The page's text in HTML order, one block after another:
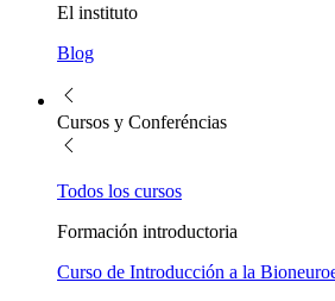
El instituto
Blog
Cursos y Conferéncias
Todos los cursos
Formación introductoria
Curso de Introducción a la